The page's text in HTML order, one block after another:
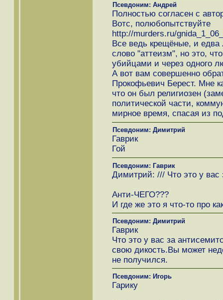
Псевдоним: Андрей
Полностью согласен с
Вотс, полюбопытствуйте
http://murders.ru/
Все ведь крещёные, и
слово "аттеизм", но это,
убийцами и через одного
А вот вам совершенно
Прокофьевич Берест. Мне
что он был религиозен
политической части,
мирное время, спасая из
Псевдоним: Димитрий
Гаврик
Гой
Псевдоним: Гаврик
Димитрий: /// Что это у вас
Анти-ЧЕГО???
И где же это я что-то про
Псевдоним: Димитрий
Гаврик
Что это у вас за
свою дикость.Вы может
не получился.
Псевдоним: Игорь
Гарику